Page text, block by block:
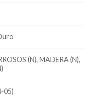
(N), MADERA (N),
05)